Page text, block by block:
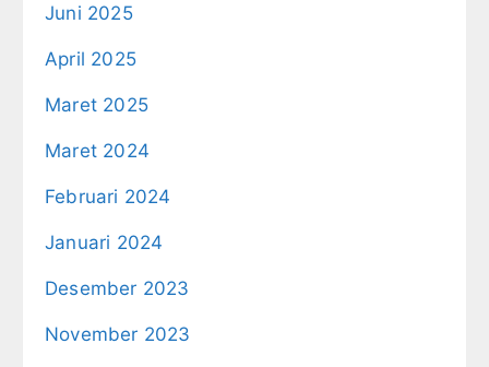
Juni 2025
April 2025
Maret 2025
Maret 2024
Februari 2024
Januari 2024
Desember 2023
November 2023